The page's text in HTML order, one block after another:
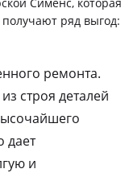
ряд выгод:
ремонта.
строя деталей
дает
и